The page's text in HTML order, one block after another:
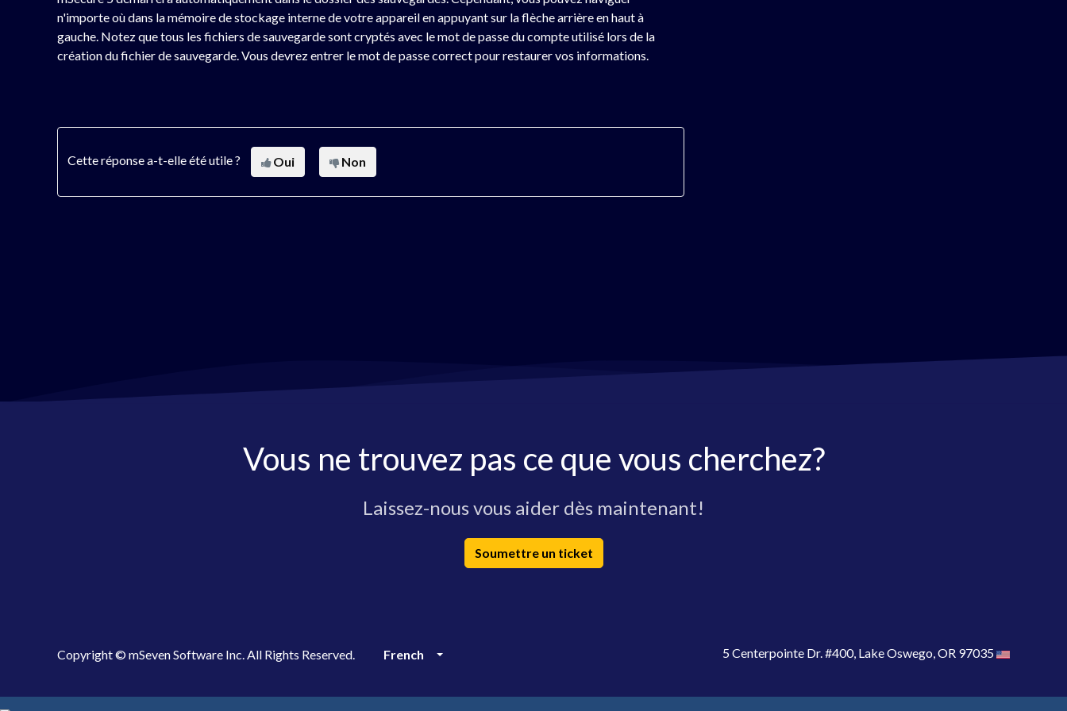
n'importe où dans la mémoire de stockage interne de votre appareil en appuyant sur la flèche arrière en haut à
gauche. Notez que tous les fichiers de sauvegarde sont cryptés avec le mot de passe du compte utilisé lors de la
création du fichier de sauvegarde. Vous devrez entrer le mot de passe correct pour restaurer vos informations.
Cette réponse a-t-elle été utile ? Oui Non
Vous ne trouvez pas ce que vous cherchez?
Laissez-nous vous aider dès maintenant!
Soumettre un ticket
Copyright © mSeven Software Inc. All Rights Reserved. French 5 Centerpointe Dr. #400, Lake Oswego, OR 97035